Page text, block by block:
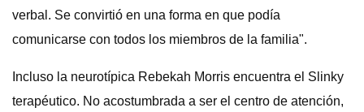
verbal. Se convirtió en una forma en que podía
comunicarse con todos los miembros de la familia".
Incluso la neurotípica Rebekah Morris encuentra el Slinky
terapéutico. No acostumbrada a ser el centro de atención,